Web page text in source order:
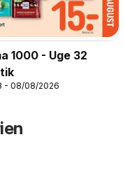
1000 - Uge 32
- 08/08/2026